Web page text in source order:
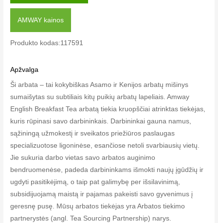
AMWAY kainos
Produkto kodas:117591
Apžvalga
Ši arbata – tai kokybiškas Asamo ir Kenijos arbatų mišinys
sumaišytas su subtiliais kitų puikių arbatų lapeliais. Amway
English Breakfast Tea arbatą tiekia kruopščiai atrinktas tiekėjas,
kuris rūpinasi savo darbininkais. Darbininkai gauna namus,
sąžiningą užmokestį ir sveikatos priežiūros paslaugas
specializuotose ligoninėse, esančiose netoli svarbiausių vietų.
Jie sukuria darbo vietas savo arbatos auginimo
bendruomenėse, padeda darbininkams išmokti naujų įgūdžių ir
ugdyti pasitikėjimą, o taip pat galimybę per išsilavinimą,
subsidijuojamą maistą ir pajamas pakeisti savo gyvenimus į
geresnę pusę. Mūsų arbatos tiekėjas yra Arbatos tiekimo
partnerystės (angl. Tea Sourcing Partnership) narys.